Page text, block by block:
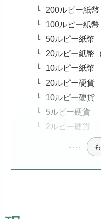
200ルピー紙幣
100ルピー紙幣
50ルピー紙幣
20ルピー紙幣
10ルピー紙幣
20ルピー硬貨
10ルピー硬貨
5ルピー硬貨
2ルピー硬貨